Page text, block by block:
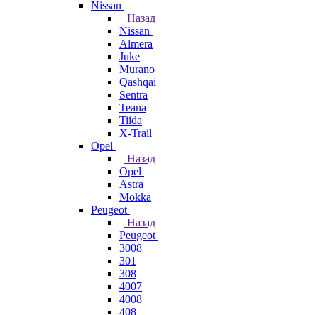
Nissan
Назад
Nissan
Almera
Juke
Murano
Qashqai
Sentra
Teana
Tiida
X-Trail
Opel
Назад
Opel
Astra
Mokka
Peugeot
Назад
Peugeot
3008
301
308
4007
4008
408